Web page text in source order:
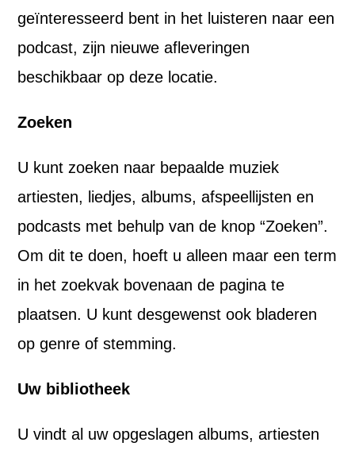
geïnteresseerd bent in het luisteren naar een
podcast, zijn nieuwe afleveringen
beschikbaar op deze locatie.
Zoeken
U kunt zoeken naar bepaalde muziek
artiesten, liedjes, albums, afspeellijsten en
podcasts met behulp van de knop “Zoeken”.
Om dit te doen, hoeft u alleen maar een term
in het zoekvak bovenaan de pagina te
plaatsen. U kunt desgewenst ook bladeren
op genre of stemming.
Uw bibliotheek
U vindt al uw opgeslagen albums, artiesten